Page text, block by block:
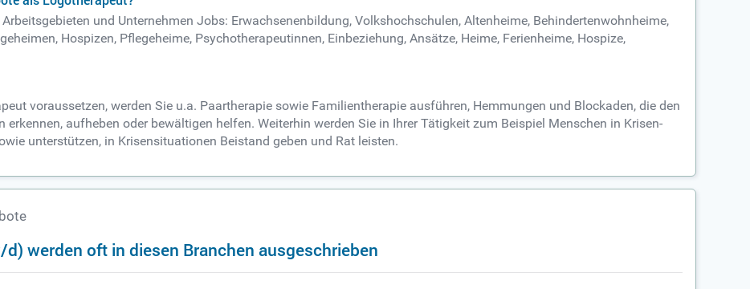
und Unternehmen Jobs: Erwachsenenbildung, Volkshochschulen, Altenheime, Behindertenwohnheime,
Hospizen, Pflegeheime, Psychotherapeutinnen, Einbeziehung, Ansätze, Heime, Ferienheime, Hospize,
voraussetzen, werden Sie u.a. Paartherapie sowie Familientherapie ausführen, Hemmungen und Blockaden, die den
erkennen, aufheben oder bewältigen helfen. Weiterhin werden Sie in Ihrer Tätigkeit zum Beispiel Menschen in Krisen-
unterstützen, in Krisensituationen Beistand geben und Rat leisten.
werden oft in diesen Branchen ausgeschrieben